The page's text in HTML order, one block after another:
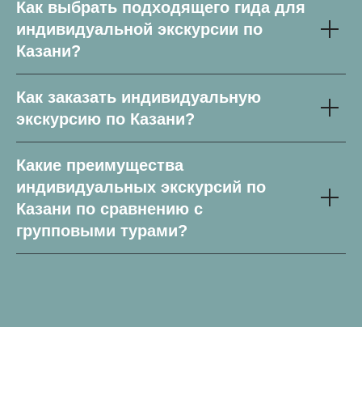
Как выбрать подходящего гида для
индивидуальной экскурсии по
Казани?
Как заказать индивидуальную
экскурсию по Казани?
Какие преимущества
индивидуальных экскурсий по
Казани по сравнению с
групповыми турами?